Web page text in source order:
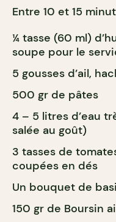
Entre 10 et 15
¼ tasse (60 ml)
soupe pour le
5 gousses d’ail,
500 gr de pâtes
4 – 5 litres d’eau
salée au goût)
3 tasses de
coupées en dés
Un bouquet de
150 gr de Boursin